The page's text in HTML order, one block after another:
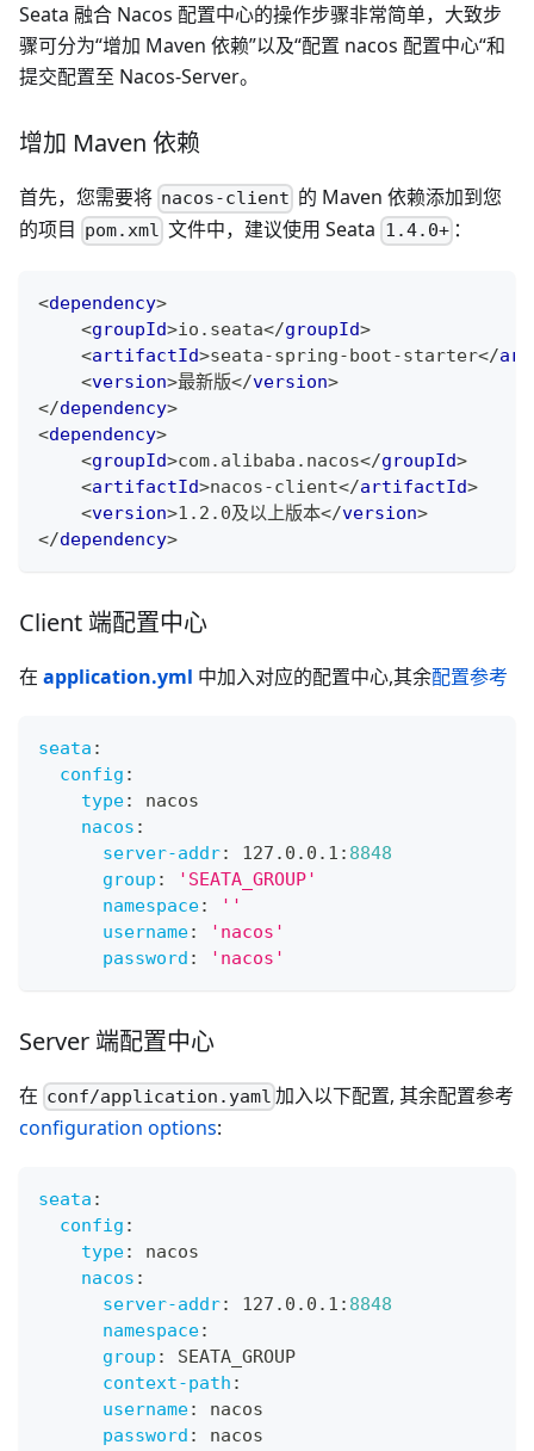
Seata 融合 Nacos 配置中心的操作步骤非常简单，大致步
骤可分为“增加 Maven 依赖”以及“配置 nacos 配置中心“和
提交配置至 Nacos-Server。
增加 Maven 依赖
首先，您需要将 nacos-client 的 Maven 依赖添加到您
的项目 pom.xml 文件中，建议使用 Seata 1.4.0+：
<dependency>
<groupId>io.seata</groupId>
<artifactId>seata-spring-boot-starter</
<version>最新版</version>
</dependency>
<dependency>
<groupId>com.alibaba.nacos</groupId>
<artifactId>nacos-client</artifactId>
<version>1.2.0及以上版本</version>
</dependency>
Client 端配置中心
在 application.yml 中加入对应的配置中心,其余配置参考
seata :
config :
type:
nacos
nacos :
server-addr: 127.0.0.1 : 8848
group :
'SEATA_GROUP'
namespace:
''
username:
'nacos'
password : 'nacos'
Server 端配置中心
在 conf/application.yaml 加入以下配置, 其余配置参考
configuration options:
seata :
config :
type:
nacos
nacos :
server-addr: 127.0.0.1 : 8848
namespace:
group :
SEATA_GROUP
context-path :
username:
nacos
password :
nacos